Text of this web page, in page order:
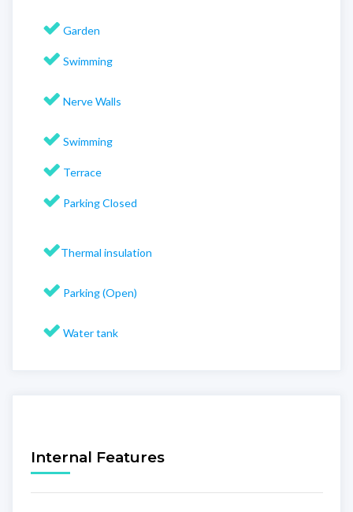
Garden
Swimming
Nerve Walls
Swimming
Terrace
Parking Closed
Thermal insulation
Parking (Open)
Water tank
Internal Features